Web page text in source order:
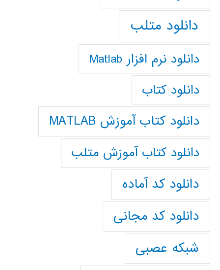
دانلود متلب
دانلود نرم افزار Matlab
دانلود کتاب
دانلود کتاب آموزش MATLAB
دانلود کتاب آموزش متلب
دانلود کد آماده
دانلود کد مجانی
شبکه عصبی